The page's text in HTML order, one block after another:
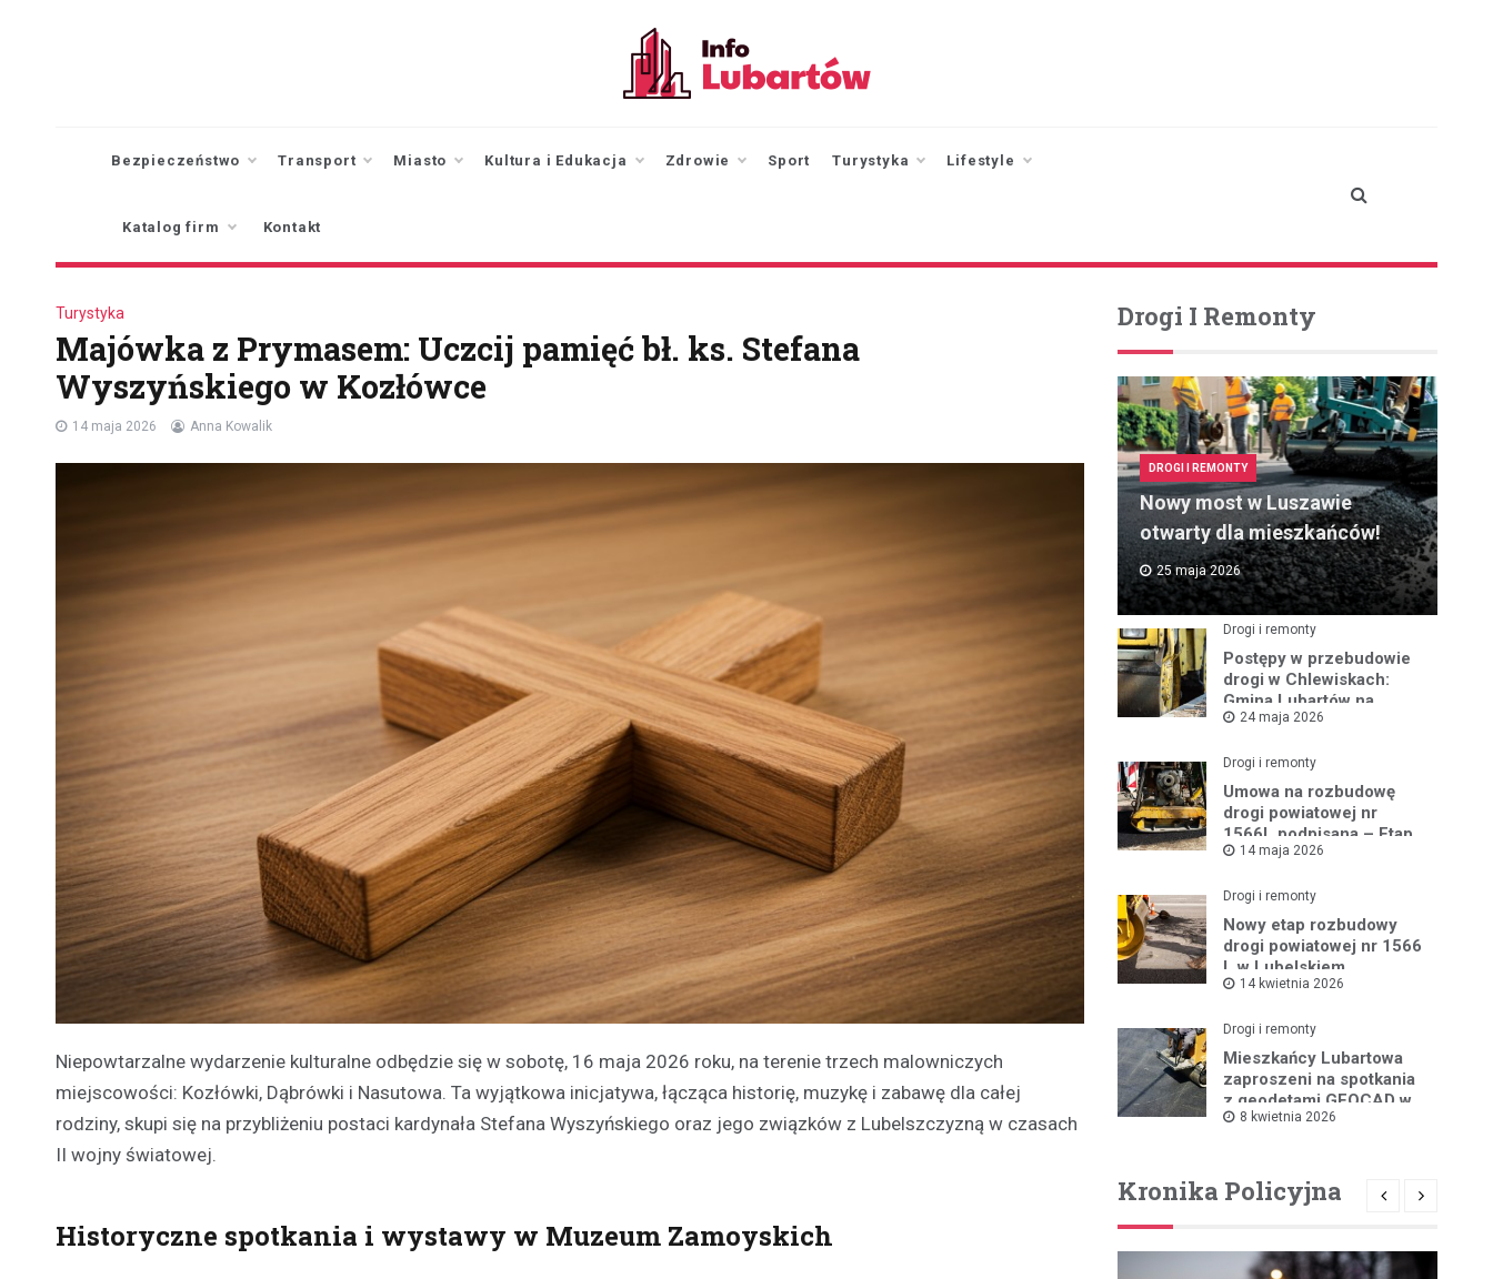
Bezpieczeństwo Transport Miasto Kultura i Edukacja Zdrowie Sport Turystyka Lifestyle
Katalog firm Kontakt
Turystyka
Majówka z Prymasem: Uczcij pamięć bł. ks. Stefana
Wyszyńskiego w Kozłówce
14 maja 2026 Anna Kowalik
Niepowtarzalne wydarzenie kulturalne odbędzie się w sobotę, 16 maja 2026 roku, na terenie trzech malowniczych
miejscowości: Kozłówki, Dąbrówki i Nasutowa. Ta wyjątkowa inicjatywa, łącząca historię, muzykę i zabawę dla całej
rodziny, skupi się na przybliżeniu postaci kardynała Stefana Wyszyńskiego oraz jego związków z Lubelszczyzną w czasach
II wojny światowej.
Historyczne spotkania i wystawy w Muzeum Zamoyskich
Drogi I Remonty
DROGI I REMONTY
Nowy most w Luszawie
otwarty dla mieszkańców!
25 maja 2026
Drogi i remonty
Postępy w przebudowie
drogi w Chlewiskach:
Gmina Lubartów na
miejscu inwestycji
24 maja 2026
Drogi i remonty
Umowa na rozbudowę
drogi powiatowej nr
1566L podpisana – Etap
III w toku
14 maja 2026
Drogi i remonty
Nowy etap rozbudowy
drogi powiatowej nr 1566
L w Lubelskiem
14 kwietnia 2026
Drogi i remonty
Mieszkańcy Lubartowa
zaproszeni na spotkania
z geodetami GEOCAD w
sprawie budowy S19
8 kwietnia 2026
Kronika Policyjna